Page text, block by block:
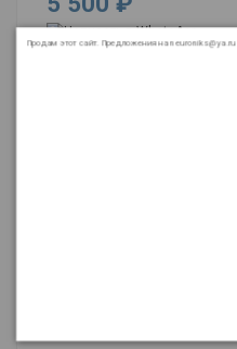
Продам этот сайт. Предложения на neuroniks@ya.ru